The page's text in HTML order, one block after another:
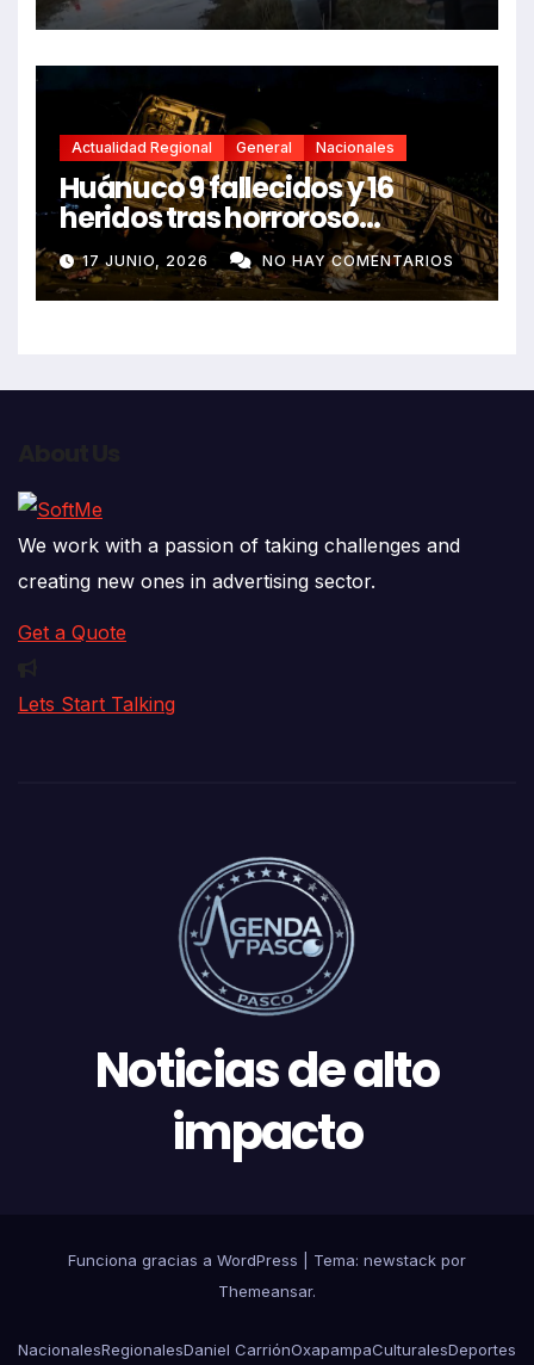
Actualidad Regional General Nacionales
Huánuco 9 fallecidos y 16
heridos tras horroroso
despiste de bus Real Chancas
que impactó contra vivienda
17 JUNIO, 2026 NO HAY COMENTARIOS
We work with a passion of taking challenges and
creating new ones in advertising sector.
Get a Quote
Lets Start Talking
Noticias de alto
impacto
Funciona gracias a WordPress
Tema: newstack por
Themeansar.
NacionalesRegionalesDaniel CarriónOxapampaCulturalesDeportes